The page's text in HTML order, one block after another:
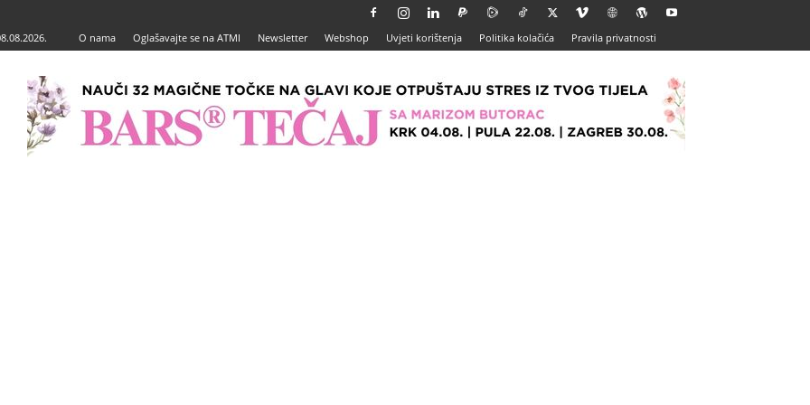
O nama Oglašavajte se na ATMI Newsletter Webshop Uvjeti korištenja Politika kolačića Pravila privatnosti